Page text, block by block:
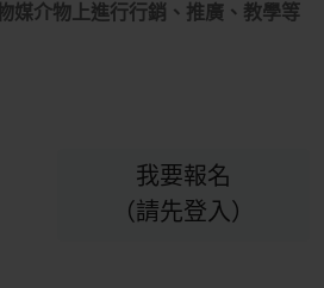
媒介物上進行行銷、推廣、教學等
我要報名
（請先登入）